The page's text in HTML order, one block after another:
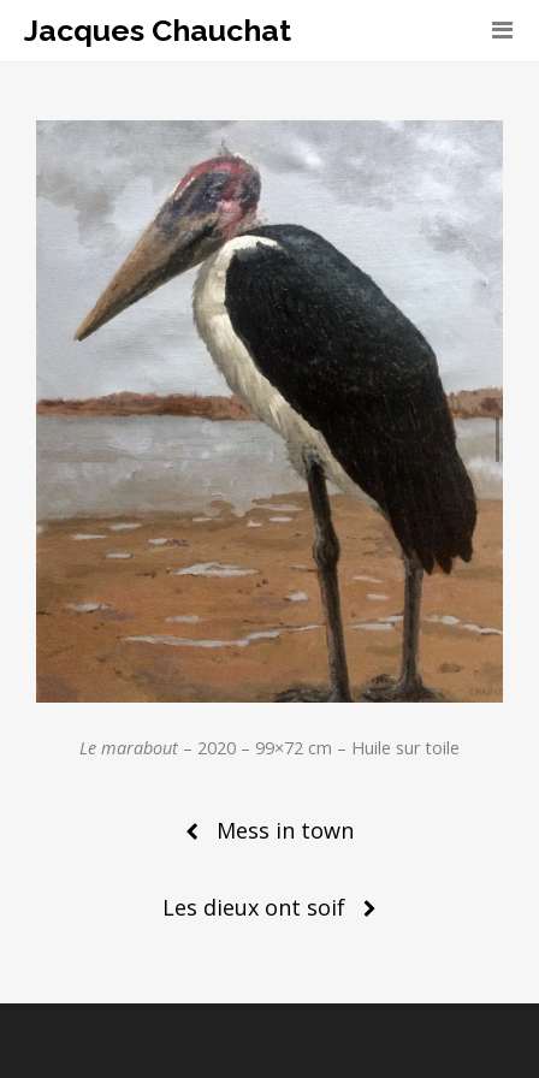
Jacques Chauchat
Le marabout – 2020 – 99×72 cm – Huile sur toile
Mess in town
Les dieux ont soif